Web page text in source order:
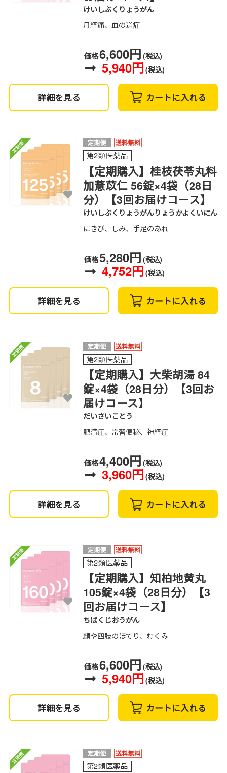
けいしぶくりょうがん
月経痛、血の道症
価格6,600円 (税込)
5,940円 (税込)
詳細を見る カートに入れる
第2類医薬品
【定期購入】桂枝茯苓丸料
加薏苡仁 56錠×4袋（28日
分）【3回お届けコース】
けいしぶくりょうがんりょうかよくいにん
にきび、しみ、手足のあれ
価格5,280円 (税込)
4,752円 (税込)
詳細を見る カートに入れる
第2類医薬品
【定期購入】大柴胡湯 84
錠×4袋（28日分）【3回お
届けコース】
だいさいことう
肥満症、常習便秘、神経症
価格4,400円 (税込)
3,960円 (税込)
詳細を見る カートに入れる
第2類医薬品
【定期購入】知柏地黄丸
105錠×4袋（28日分）【3
回お届けコース】
ちばくじおうがん
顔や四肢のほてり、むくみ
価格6,600円 (税込)
5,940円 (税込)
詳細を見る カートに入れる
第2類医薬品